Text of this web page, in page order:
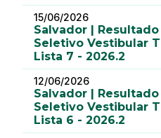
15/06/2026
Salvador |
Seletivo Vestibular
Lista 7 - 2026.2
12/06/2026
Salvador |
Seletivo Vestibular
Lista 6 - 2026.2